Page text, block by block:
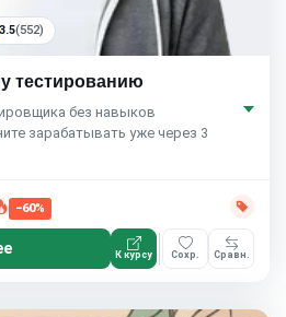
3.5(552)
тестированию
без навыков
зарабатывать уже через 3
−60%
К курсу Сохр. Сравн.